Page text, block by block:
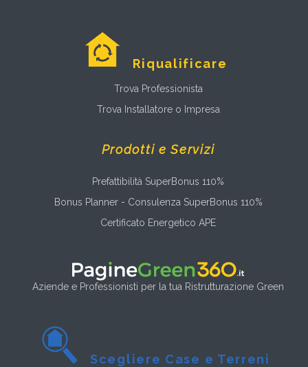
Riqualificare
Trova Professionista
Trova Installatore o Impresa
Prodotti e Servizi
Prefattibilità SuperBonus 110%
Bonus Planner - Consulenza SuperBonus 110%
Certificato Energetico APE
Aziende e Professionisti per la tua Ristrutturazione Green
Scegliere Case e Terreni